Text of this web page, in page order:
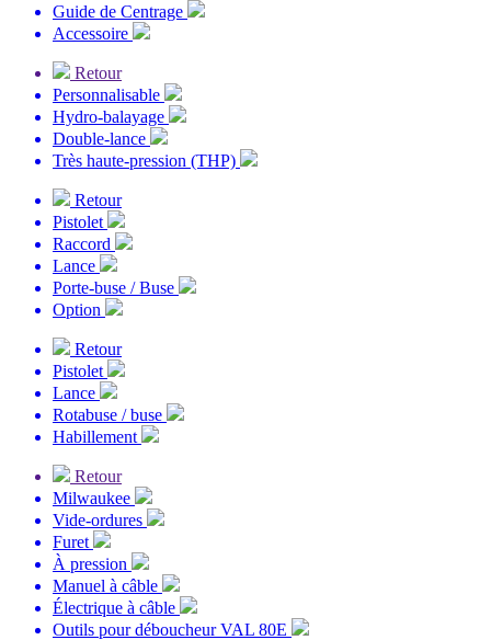
Guide de Centrage
Accessoire
Retour
Personnalisable
Hydro-balayage
Double-lance
Très haute-pression (THP)
Retour
Pistolet
Raccord
Lance
Porte-buse / Buse
Option
Retour
Pistolet
Lance
Rotabuse / buse
Habillement
Retour
Milwaukee
Vide-ordures
Furet
À pression
Manuel à câble
Électrique à câble
Outils pour déboucheur VAL 80E